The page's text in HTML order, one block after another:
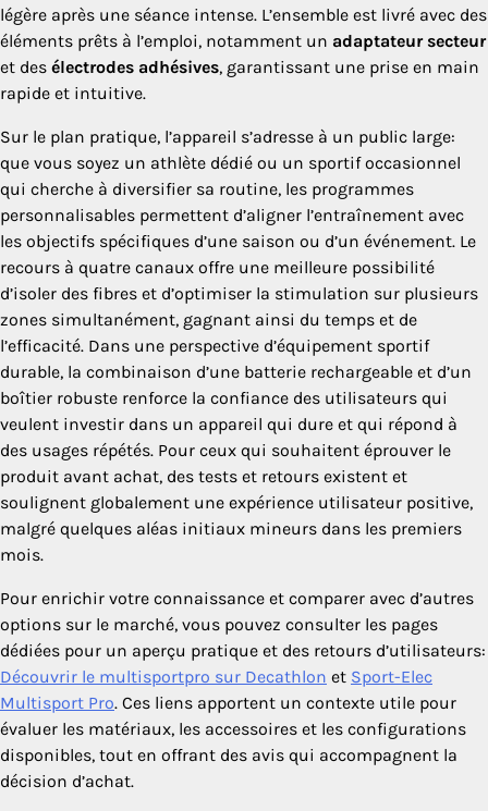
légère après une séance intense. L’ensemble est livré avec des
éléments prêts à l’emploi, notamment un adaptateur secteur
et des électrodes adhésives, garantissant une prise en main
rapide et intuitive.
Sur le plan pratique, l’appareil s’adresse à un public large:
que vous soyez un athlète dédié ou un sportif occasionnel
qui cherche à diversifier sa routine, les programmes
personnalisables permettent d’aligner l’entraînement avec
les objectifs spécifiques d’une saison ou d’un événement. Le
recours à quatre canaux offre une meilleure possibilité
d’isoler des fibres et d’optimiser la stimulation sur plusieurs
zones simultanément, gagnant ainsi du temps et de
l’efficacité. Dans une perspective d’équipement sportif
durable, la combinaison d’une batterie rechargeable et d’un
boîtier robuste renforce la confiance des utilisateurs qui
veulent investir dans un appareil qui dure et qui répond à
des usages répétés. Pour ceux qui souhaitent éprouver le
produit avant achat, des tests et retours existent et
soulignent globalement une expérience utilisateur positive,
malgré quelques aléas initiaux mineurs dans les premiers
mois.
Pour enrichir votre connaissance et comparer avec d’autres
options sur le marché, vous pouvez consulter les pages
dédiées pour un aperçu pratique et des retours d’utilisateurs:
Découvrir le multisportpro sur Decathlon et Sport-Elec
Multisport Pro. Ces liens apportent un contexte utile pour
évaluer les matériaux, les accessoires et les configurations
disponibles, tout en offrant des avis qui accompagnent la
décision d’achat.